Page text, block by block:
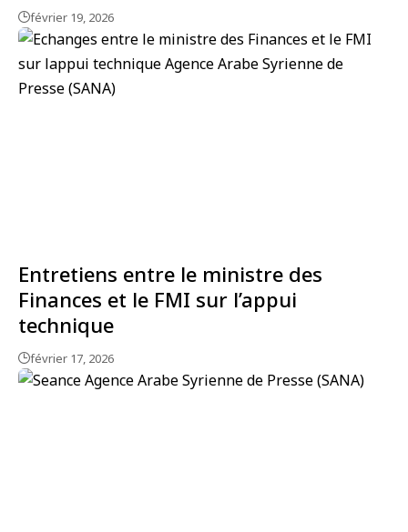
février 19, 2026
Entretiens entre le ministre des
Finances et le FMI sur l’appui
technique
février 17, 2026